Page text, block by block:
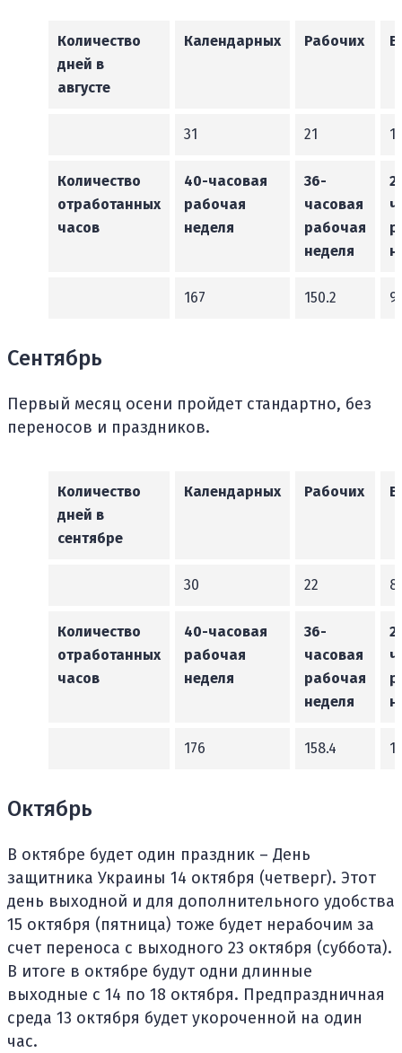
Количество
дней в
августе
Календарных Рабочих
31 21
Количество
отработанных
часов
40-часовая
рабочая
неделя
36-
часовая
рабочая
неделя
167 150.2
Сентябрь
Первый месяц осени пройдет стандартно, без
переносов и праздников.
Количество
дней в
сентябре
Календарных Рабочих
30 22 8
Количество
отработанных
часов
40-часовая
рабочая
неделя
36-
часовая
рабочая
неделя
176 158.4
Октябрь
В октябре будет один праздник – День
защитника Украины 14 октября (четверг). Этот
день выходной и для дополнительного удобства
15 октября (пятница) тоже будет нерабочим за
счет переноса с выходного 23 октября (суббота).
В итоге в октябре будут одни длинные
выходные с 14 по 18 октября. Предпраздничная
среда 13 октября будет укороченной на один
час.